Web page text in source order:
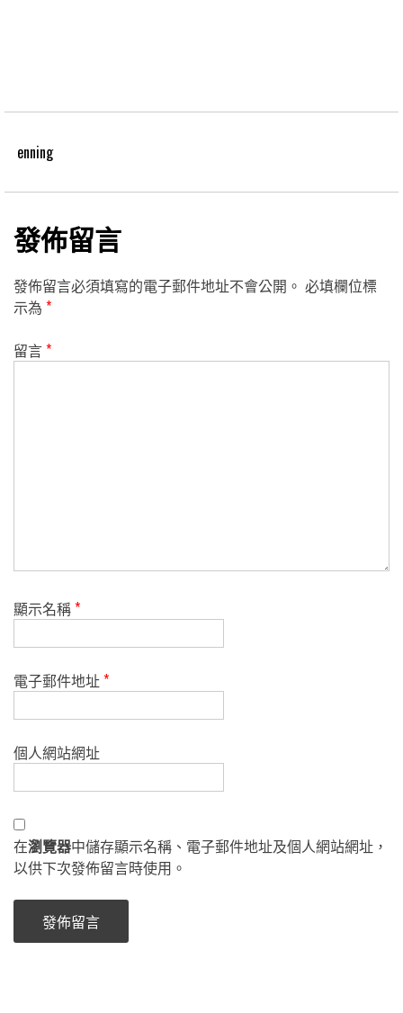
enning
發佈留言
發佈留言必須填寫的電子郵件地址不會公開。 必填欄位標
示為 *
留言*
顯示名稱*
電子郵件地址*
個人網站網址
在瀏覽器中儲存顯示名稱、電子郵件地址及個人網站網址，
以供下次發佈留言時使用。